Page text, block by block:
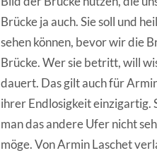
Brücke ja auch. Sie soll und
sehen können, bevor wir die
Brücke. Wer sie betritt, will
dauert. Das gilt auch für
ihrer Endlosigkeit einzigartig.
man das andere Ufer nicht
möge. Von Armin Laschet